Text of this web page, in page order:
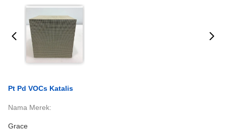
Pt Pd VOCs Katalis
Nama Merek:
Grace